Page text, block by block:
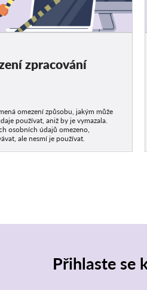
zpracování
omezení způsobu, jakým může
používat, aniž by je vymazala.
osobních údajů omezeno,
ale nesmí je používat.
Přihlaste se